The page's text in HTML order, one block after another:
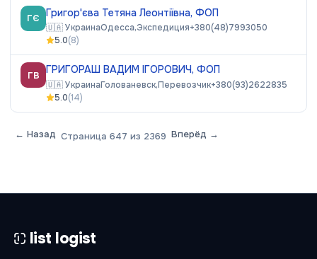
ГЄ Григор'єва Тетяна Леонтіївна, ФОП
🇺🇦УкраинаОдесса,Экспедиция+380(48)7993050
5.0(8)
ГВ ГРИГОРАШ ВАДИМ ІГОРОВИЧ, ФОП
🇺🇦УкраинаГолованевск,Перевозчик+380(93)2622835
5.0(14)
← Назад Страница 647 из 2369 Вперёд →
list logist